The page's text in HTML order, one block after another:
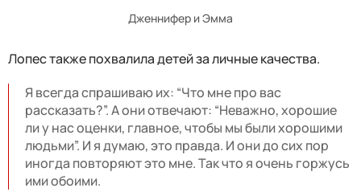
Дженнифер и Эмма
Лопес также похвалила детей за личные качества.
Я всегда спрашиваю их: “Что мне про вас
рассказать?”. А они отвечают: “Неважно, хорошие
ли у нас оценки, главное, чтобы мы были хорошими
людьми”. И я думаю, это правда. И они до сих пор
иногда повторяют это мне. Так что я очень горжусь
ими обоими.